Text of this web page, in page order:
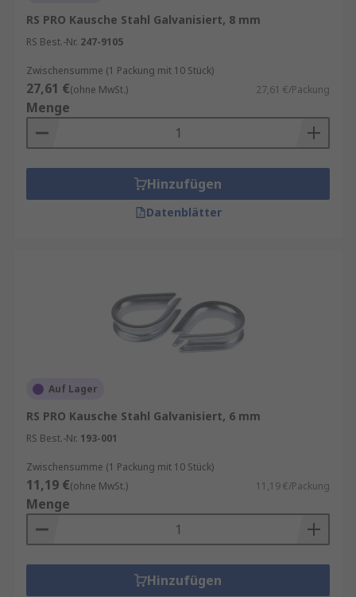
RS PRO Kausche Stahl Galvanisiert, 8 mm
RS Best.-Nr. 247-9105
Zwischensumme (1 Packung mit 10 Stück)
27,61 €(ohne MwSt.) 27,61 €/Packung
Menge
Hinzufügen
Datenblätter
Auf Lager
RS PRO Kausche Stahl Galvanisiert, 6 mm
RS Best.-Nr. 193-001
Zwischensumme (1 Packung mit 10 Stück)
11,19 €(ohne MwSt.) 11,19 €/Packung
Menge
Hinzufügen